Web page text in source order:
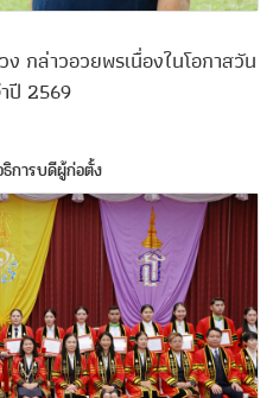
กล่าวอวยพรเนื่องในโอกาสวัน
ปี 2569
การบดีผู้ก่อตั้ง